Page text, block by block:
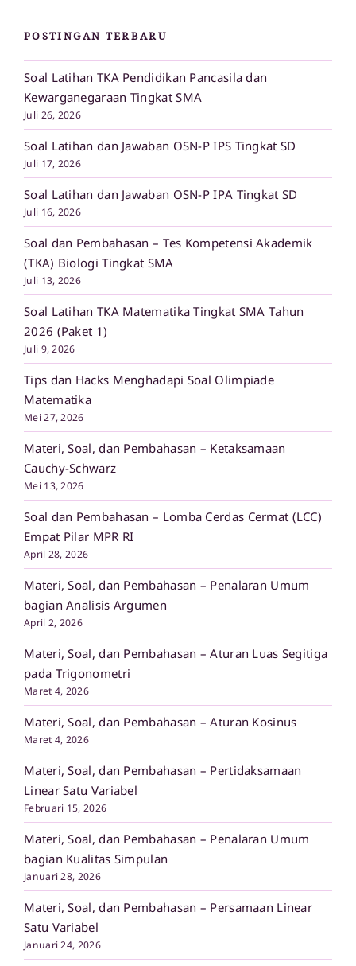
POSTINGAN TERBARU
Soal Latihan TKA Pendidikan Pancasila dan
Kewarganegaraan Tingkat SMA
Juli 26, 2026
Soal Latihan dan Jawaban OSN-P IPS Tingkat SD
Juli 17, 2026
Soal Latihan dan Jawaban OSN-P IPA Tingkat SD
Juli 16, 2026
Soal dan Pembahasan – Tes Kompetensi Akademik
(TKA) Biologi Tingkat SMA
Juli 13, 2026
Soal Latihan TKA Matematika Tingkat SMA Tahun
2026 (Paket 1)
Juli 9, 2026
Tips dan Hacks Menghadapi Soal Olimpiade
Matematika
Mei 27, 2026
Materi, Soal, dan Pembahasan – Ketaksamaan
Cauchy-Schwarz
Mei 13, 2026
Soal dan Pembahasan – Lomba Cerdas Cermat (LCC)
Empat Pilar MPR RI
April 28, 2026
Materi, Soal, dan Pembahasan – Penalaran Umum
bagian Analisis Argumen
April 2, 2026
Materi, Soal, dan Pembahasan – Aturan Luas Segitiga
pada Trigonometri
Maret 4, 2026
Materi, Soal, dan Pembahasan – Aturan Kosinus
Maret 4, 2026
Materi, Soal, dan Pembahasan – Pertidaksamaan
Linear Satu Variabel
Februari 15, 2026
Materi, Soal, dan Pembahasan – Penalaran Umum
bagian Kualitas Simpulan
Januari 28, 2026
Materi, Soal, dan Pembahasan – Persamaan Linear
Satu Variabel
Januari 24, 2026